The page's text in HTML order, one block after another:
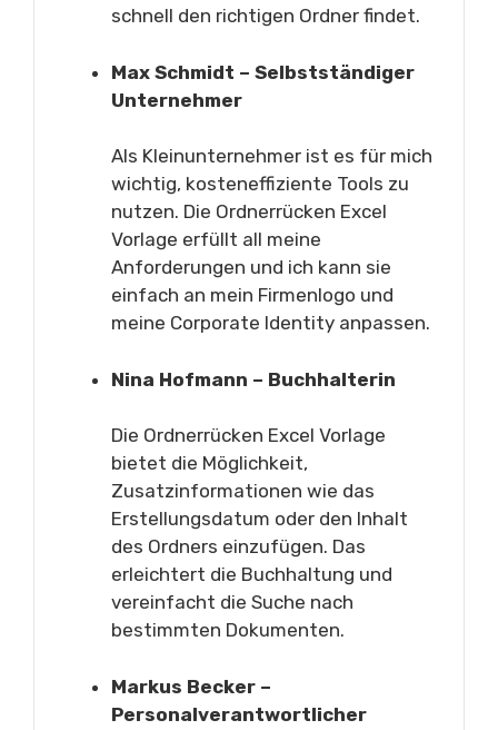
schnell den richtigen Ordner findet.
Max Schmidt – Selbstständiger
Unternehmer
Als Kleinunternehmer ist es für mich
wichtig, kosteneffiziente Tools zu
nutzen. Die Ordnerrücken Excel
Vorlage erfüllt all meine
Anforderungen und ich kann sie
einfach an mein Firmenlogo und
meine Corporate Identity anpassen.
Nina Hofmann – Buchhalterin
Die Ordnerrücken Excel Vorlage
bietet die Möglichkeit,
Zusatzinformationen wie das
Erstellungsdatum oder den Inhalt
des Ordners einzufügen. Das
erleichtert die Buchhaltung und
vereinfacht die Suche nach
bestimmten Dokumenten.
Markus Becker –
Personalverantwortlicher